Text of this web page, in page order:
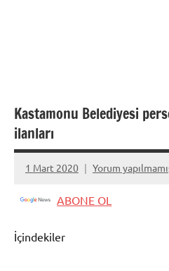
Kastamonu Belediyesi
ilanları
1 Mart 2020
admin
Yorum
ABONE OL
İçindekiler